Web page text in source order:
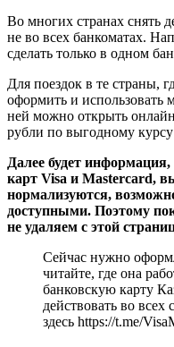
Во многих странах снять
не во всех банкоматах.
сделать только в одном
Для поездок в те страны,
оформить и
ней можно открыть
рубли по выгодному
Далее будет
карт Visa и Mastercard,
нормализуются,
доступными. Поэтому
не удаляем с этой
Сейчас нужно
читайте, где она
банковскую карту
действовать во всех
здесь https://t.me/